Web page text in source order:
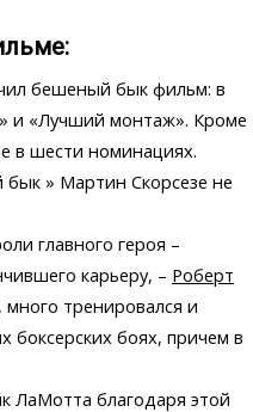
бешеный бык фильм: в
и «Лучший монтаж». Кроме
в шести номинациях.
» Мартин Скорсезе не
главного героя –
карьеру, – Роберт
, много тренировался и
боксерских боях, причем в
ЛаМотта благодаря этой